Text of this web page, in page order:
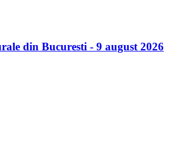
din Bucuresti - 9 august 2026